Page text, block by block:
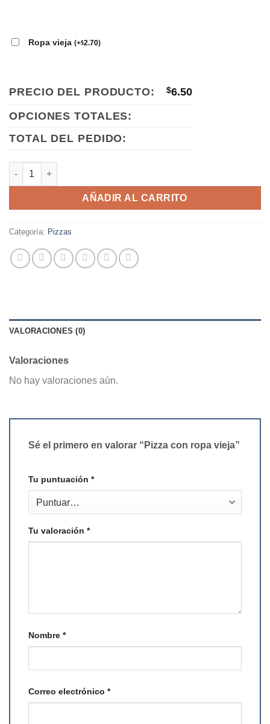
Ropa vieja (+$2.70)
PRECIO DEL PRODUCTO: $6.50
OPCIONES TOTALES:
TOTAL DEL PEDIDO:
Pizza con ropa vieja cantidad
AÑADIR AL CARRITO
Categoría: Pizzas
VALORACIONES (0)
Valoraciones
No hay valoraciones aún.
Sé el primero en valorar “Pizza con ropa vieja”
Tu puntuación *
Tu valoración *
Nombre *
Correo electrónico *